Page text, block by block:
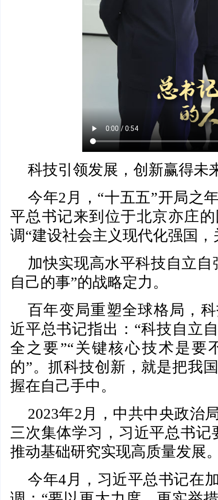
科技引领发展，创新赢得未
今年2月，“十五五”开局之
平总书记来到位于北京亦庄
调“建设社会主义现代化强国
加快实现高水平科技自立
自己的事”的战略定力。
百年变局重塑全球格局，
近平总书记指出：“科技自立
全之要”“关键核心技术是要
的”。抓科技创新，就是把我
握在自己手中。
2023年2月，中共中央政治
三次集体学习，习近平总书记
推动基础研究实现高质量发展
今年4月，习近平总书记在